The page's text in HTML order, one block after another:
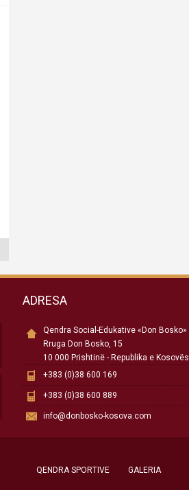
ADRESA
Qendra Social-Edukative «Don Bosko»
Rruga Don Bosko, 15
10 000 Prishtinë - Republika e Kosovës
+383 (0)38 600 169
+383 (0)38 600 889
info@donbosko-kosova.com
QENDRA SPORTIVE GALERIA